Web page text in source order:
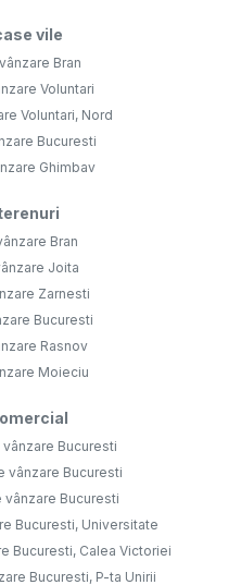
vile
Bran
Voluntari
Voluntari, Nord
Bucuresti
Ghimbav
Bran
Joita
Zarnesti
Bucuresti
Rasnov
Moieciu
Bucuresti
vânzare Bucuresti
Bucuresti
Bucuresti, Universitate
Bucuresti, Calea Victoriei
Bucuresti, P-ta Unirii